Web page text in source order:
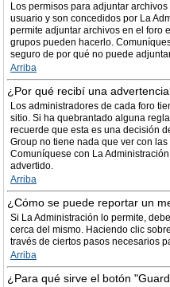
Los permisos para adjuntar
usuario y son concedidos por La
permite adjuntar archivos en el foro
grupos pueden hacerlo.
seguro de por qué no puede
Arriba
¿Por qué recibí una
Los administradores de cada foro
sitio. Si ha quebrantado alguna
recuerde que esta es una decisión
Group no tiene nada que ver con
Comuníquese con La
advertido.
Arriba
¿Cómo se puede reportar un
Si La Administración lo permite,
cerca del mismo. Haciendo clic
través de ciertos pasos necesarios
Arriba
¿Para qué sirve el botón